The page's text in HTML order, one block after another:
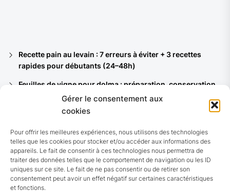
Gérer le consentement aux
cookies
Pour offrir les meilleures expériences, nous utilisons des technologies
telles que les cookies pour stocker et/ou accéder aux informations des
appareils. Le fait de consentir à ces technologies nous permettra de
traiter des données telles que le comportement de navigation ou les ID
uniques sur ce site. Le fait de ne pas consentir ou de retirer son
consentement peut avoir un effet négatif sur certaines caractéristiques
et fonctions.
Recette pain au levain : 7 erreurs à éviter + 3 recettes
rapides pour débutants (24–48h)
Feuilles de vigne pour dolma : préparation, conservation
et 8 recettes du bassin méditerranéen
Ferments lactiques : quelles souches pour vos yaourts,
Pain noir allemand (Vollkornbrot) : recette authentique et
7 astuces pour réussir chez soi
10 recettes de choucroute : traditionnelle, végétarienne,
de la mer et rapides (avec variantes fermentées)